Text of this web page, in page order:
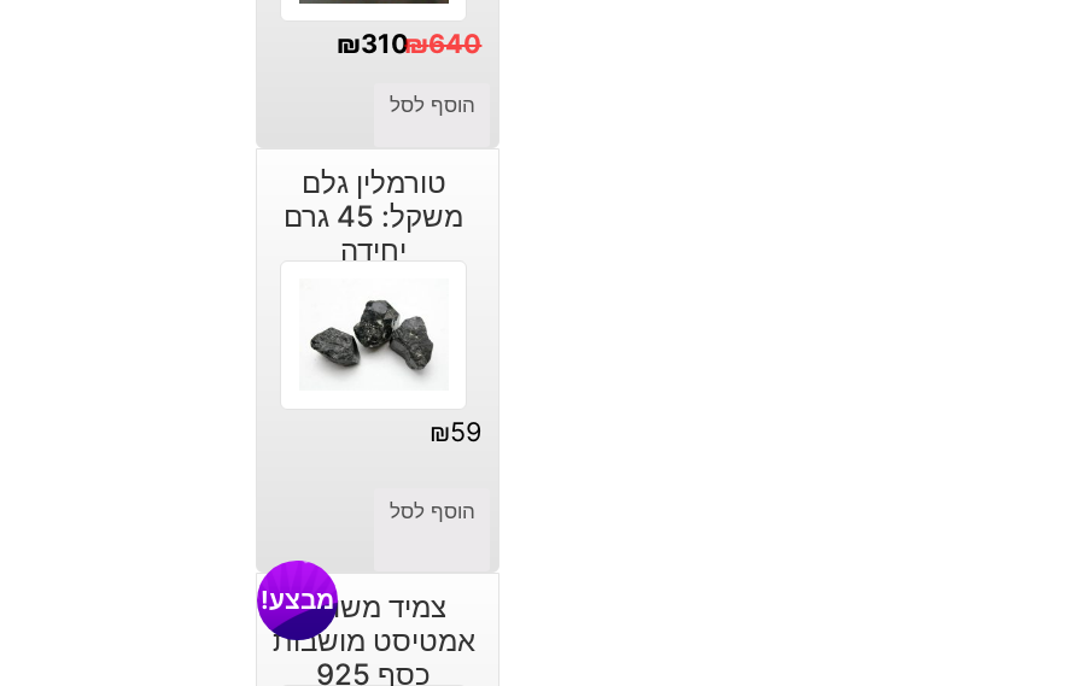
₪640
המקורי
היה:
₪640.
₪310
הנוכחי
הוא:
₪310.
הוסף לסל
טורמלין גלם
משקל: 45 גרם
יחידה
₪59
הוסף לסל
צמיד משובץ
אמטיסט מושבות
כסף 925
מבצע!